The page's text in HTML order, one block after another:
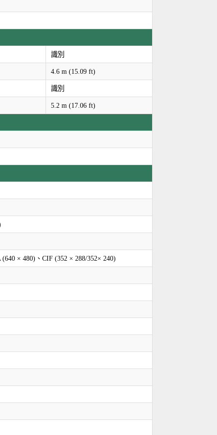
識別
4.6 m (15.09 ft)
識別
5.2 m (17.06 ft)
× 480)、CIF (352 × 288/352× 240)